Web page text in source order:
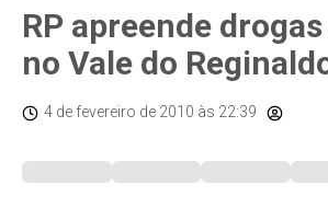
RP apreende
no Vale do
4 de fevereiro de 2010 às 22:39